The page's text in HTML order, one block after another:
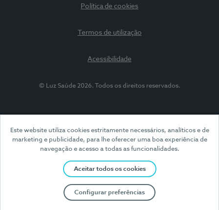
Este website utiliza cookies estritamente necessários, analíticos e de
marketing e publicidade, para lhe oferecer uma boa experiência de
navegação e acesso a todas as funcionalidades.
Aceitar todos os cookies
Configurar preferências
Política de cookies
Termos de utilização
Acessibilidade
© Luz Saúde 2026. Todos os direitos reservados.